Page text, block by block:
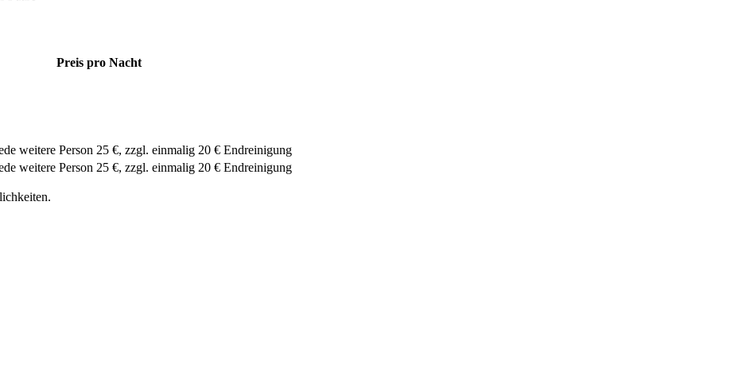
Preis pro Nacht
weitere Person 25 €, zzgl. einmalig 20 € Endreinigung
weitere Person 25 €, zzgl. einmalig 20 € Endreinigung